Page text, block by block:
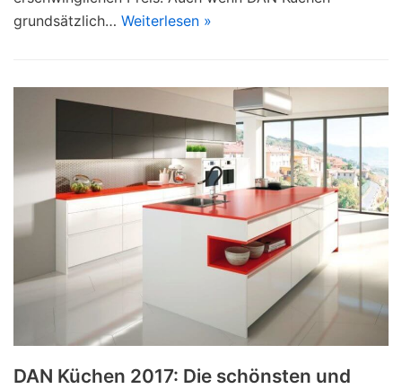
grundsätzlich… Weiterlesen »
DAN Küchen 2017: Die schönsten und